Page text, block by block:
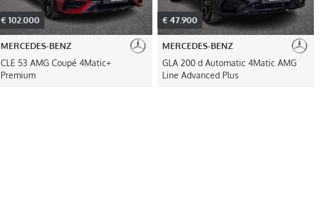
€ 102.000
MERCEDES-BENZ
CLE 53 AMG Coupé 4Matic+
Premium
€ 47.900
MERCEDES-BENZ
GLA 200 d Automatic 4Matic AMG
Line Advanced Plus